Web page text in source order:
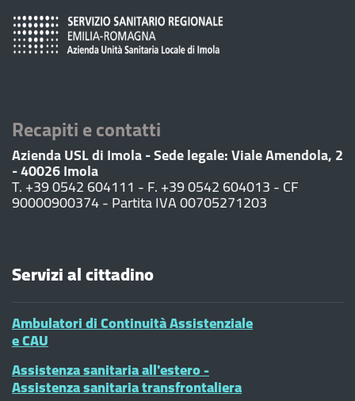
Recapiti e contatti
Azienda USL di Imola - Sede legale: Viale Amendola, 2
- 40026 Imola
T. +39 0542 604111 - F. +39 0542 604013 - CF
90000900374 - Partita IVA 00705271203
Servizi al cittadino
Ambulatori di Continuità Assistenziale
e CAU
Assistenza sanitaria all'estero -
Assistenza sanitaria transfrontaliera